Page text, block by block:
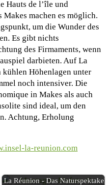
Hauts de l’île und
machen es möglich.
um die Wunder des
Es gibt nichts
des Firmaments, wenn
darbieten. Auf La
Höhenlagen unter
noch intensiver. Die
in Makes als auch
sind ideal, um den
Achtung, Erholung
la-reunion.com
La Réunion - Das Naturspektakel